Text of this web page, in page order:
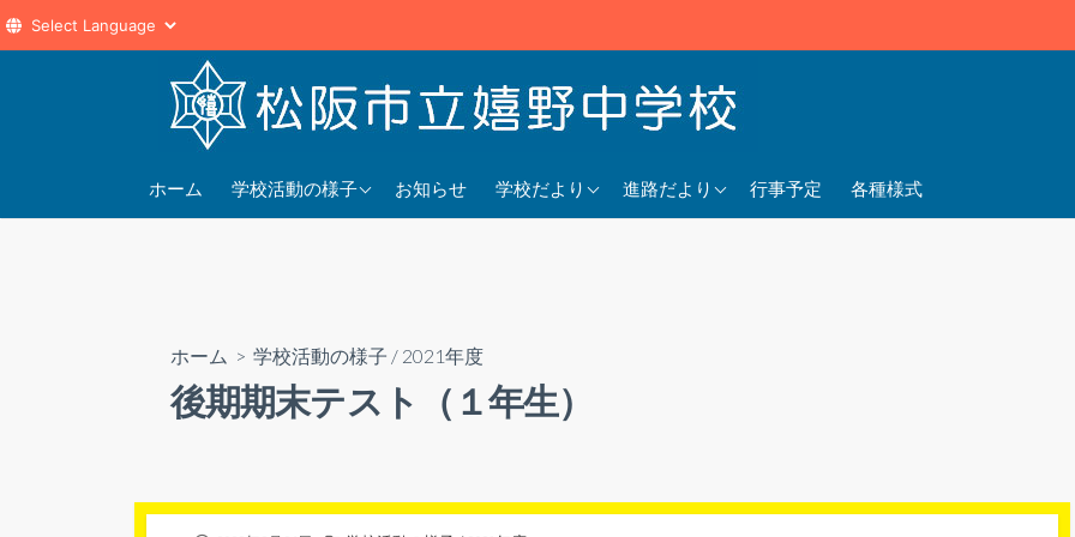
へ
ホーム 学校活動の様子
2025年度
お知らせ 学校だより
2025年度
進路だより
2025年度
行事予定 各種様式
ホーム > 学校活動の様子 / 2021年度
後期期末テスト（１年生）